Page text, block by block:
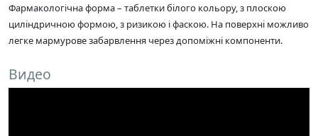
Фармакологічна форма – таблетки білого кольору, з плоскою
циліндричною формою, з ризикою і фаскою. На поверхні можливо
легке мармурове забарвлення через допоміжні компоненти.
Видео